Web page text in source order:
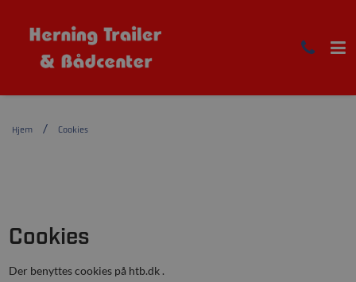
Hjem Cookies
Cookies
Der benyttes cookies på htb.dk .